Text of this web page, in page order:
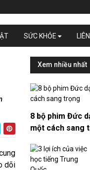
SỨC KHỎE
dõi
Xem nhiều nhất
8 bộ phim Đức
một cách sang